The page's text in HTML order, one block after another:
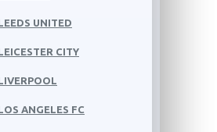
UNITED
CITY
ANGELES FC